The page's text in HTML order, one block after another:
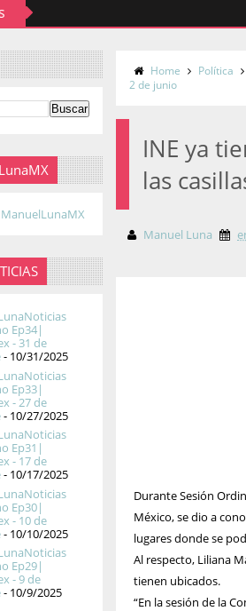
Ep34|
- 31 de
- 10/31/2025
Ep33|
- 27 de
- 10/27/2025
Ep31|
- 17 de
- 10/17/2025
Ep30|
- 10 de
- 10/10/2025
Ep29|
- 9 de
- 10/9/2025
Home Política
2 de junio
INE ya
las
Manuel Luna
Durante Sesión
México, se dio a
lugares donde se
Al respecto, Liliana
tienen ubicados.
“En la sesión de la